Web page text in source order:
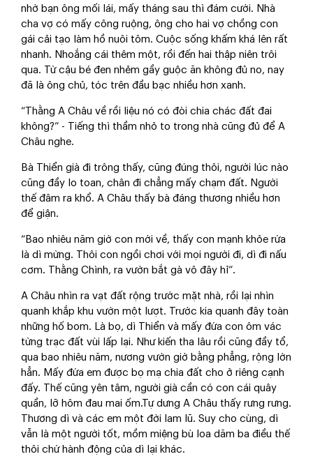
nhờ bạn ông mối lái, mấy tháng sau thì đám cưới. Nhà
cha vợ có mấy công ruộng, ông cho hai vợ chồng con
gái cải tạo làm hồ nuôi tôm. Cuộc sống khấm khá lên rất
nhanh. Nhoắng cái thêm một, rồi đến hai thập niên trôi
qua. Từ cậu bé đen nhẻm gầy guộc ăn không đủ no, nay
đã là ông chủ, tóc trên đầu bạc nhiều hơn xanh.
“Thằng A Châu về rồi liệu nó có đòi chia chác đất đai
không?” - Tiếng thì thầm nhỏ to trong nhà cũng đủ để A
Châu nghe.
Bà Thiển già đi trông thấy, cũng đúng thôi, người lúc nào
cũng đầy lo toan, chân đi chẳng mấy chạm đất. Người
thế đâm ra khổ. A Châu thấy bà đáng thương nhiều hơn
để giận.
“Bao nhiêu năm giờ con mới về, thấy con mạnh khỏe rứa
là dì mừng. Thôi con ngồi chơi với mọi người đi, dì đi nấu
cơm. Thằng Chình, ra vườn bắt gà vô đây hỉ”.
A Châu nhìn ra vạt đất rộng trước mặt nhà, rồi lại nhìn
quanh khắp khu vườn một lượt. Trước kia quanh đây toàn
những hố bom. Là bọ, dì Thiển và mấy đứa con ôm vác
từng trạc đất vùi lấp lại. Như kiến tha lâu rồi cũng đầy tổ,
qua bao nhiêu năm, nương vườn giờ bằng phẳng, rộng lớn
hẳn. Mấy đứa em được bọ mạ chia đất cho ở riêng cạnh
đấy. Thế cũng yên tâm, người già cần có con cái quây
quần, lỡ hôm đau mai ốm.Tự dưng A Châu thấy rưng rưng.
Thương dì và các em một đời lam lũ. Suy cho cùng, dì
vẫn là một người tốt, mồm miệng bù loa dăm ba điều thế
thôi chứ hành động của dì lại khác.